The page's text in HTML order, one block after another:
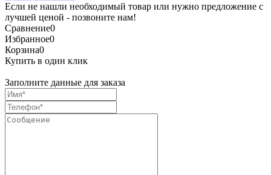
Если не нашли необходимый товар или нужно предложение с
лучшей ценой - позвоните нам!
Сравнение0
Избранное0
Корзина0
Купить в один клик
Заполните данные для заказа